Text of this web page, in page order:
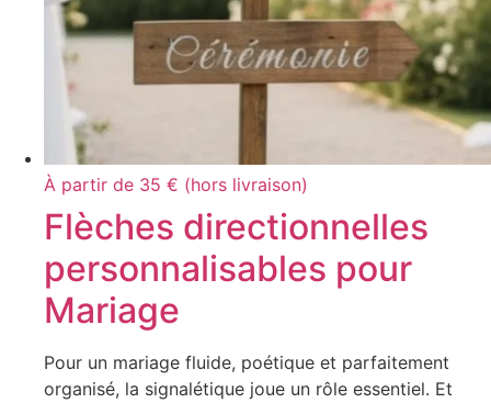
À partir de 35 € (hors livraison)
Flèches directionnelles
personnalisables pour
Mariage
Pour un mariage fluide, poétique et parfaitement
organisé, la signalétique joue un rôle essentiel. Et